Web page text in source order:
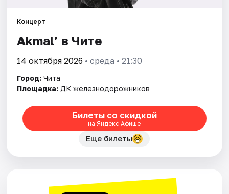
Концерт
Akmal’ в Чите
14 октября 2026 • среда • 21:30
Город: Чита
Площадка: ДК железнодорожников
Билеты со скидкой
на Яндекс Афише
Еще билеты